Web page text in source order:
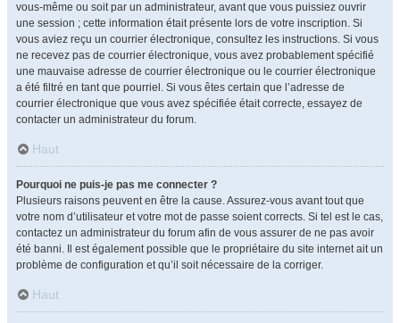
vous-même ou soit par un administrateur, avant que vous puissiez ouvrir
une session ; cette information était présente lors de votre inscription. Si
vous aviez reçu un courrier électronique, consultez les instructions. Si vous
ne recevez pas de courrier électronique, vous avez probablement spécifié
une mauvaise adresse de courrier électronique ou le courrier électronique
a été filtré en tant que pourriel. Si vous êtes certain que l’adresse de
courrier électronique que vous avez spécifiée était correcte, essayez de
contacter un administrateur du forum.
Haut
Pourquoi ne puis-je pas me connecter ?
Plusieurs raisons peuvent en être la cause. Assurez-vous avant tout que
votre nom d’utilisateur et votre mot de passe soient corrects. Si tel est le cas,
contactez un administrateur du forum afin de vous assurer de ne pas avoir
été banni. Il est également possible que le propriétaire du site internet ait un
problème de configuration et qu’il soit nécessaire de la corriger.
Haut